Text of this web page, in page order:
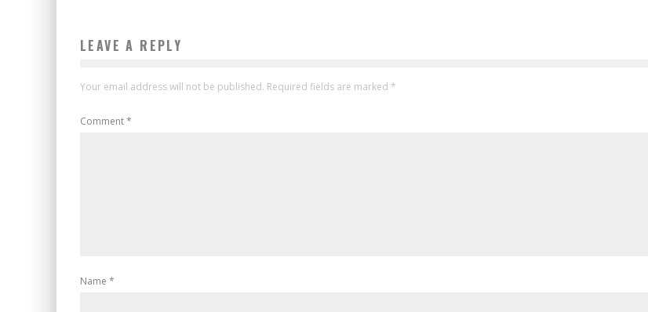
LEAVE A REPLY
Your email address will not be published. Required fields are marked *
Comment*
Name *